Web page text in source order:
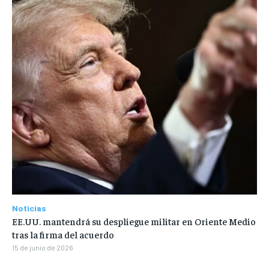
Noticias
EE.UU. mantendrá su despliegue militar en Oriente Medio
tras la firma del acuerdo
15 de junio de 2026